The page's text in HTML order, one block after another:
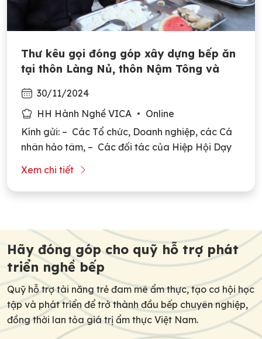
Thư kêu gọi đóng góp xây dựng bếp ăn
tại thôn Làng Nủ, thôn Nậm Tông và
30/11/2024
HH Hành Nghề VICA
Online
Kính gửi: – Các Tổ chức, Doanh nghiệp, các Cá
nhân hảo tâm, – Các đối tác của Hiệp Hội Dạy
Nghề và Việc Làm Đầu Bếp Việt Nam (VICA),
Trước hết, Hiệp Hội Dạy Nghề và Việc Làm Đầu
Bếp Việt Nam (VICA) xin gửi đến quý vị lời chào
Xem chi tiết
navigation
Hãy đóng góp cho quỹ hỗ trợ phát
triển nghề bếp
Quỹ hỗ trợ tài năng trẻ đam mê ẩm thực, tạo cơ hội học
tập và phát triển để trở thành đầu bếp chuyên nghiệp,
đồng thời lan tỏa giá trị ẩm thực Việt Nam.